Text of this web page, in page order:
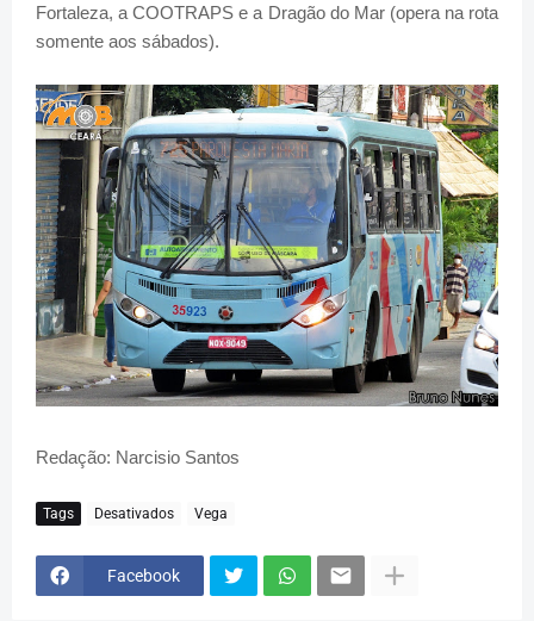
Fortaleza, a COOTRAPS e a Dragão do Mar (opera na rota
somente aos sábados).
Redação: Narcisio Santos
Tags Desativados Vega
Facebook